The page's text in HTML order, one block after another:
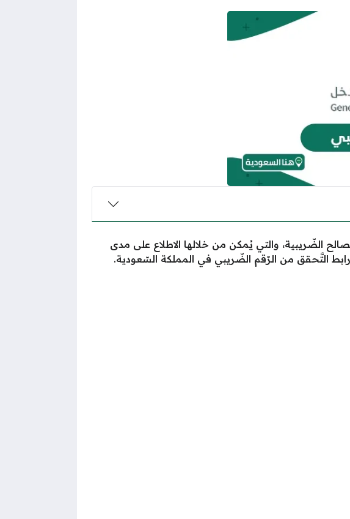
الضّريبية، والتي يُمكن من خلالها الاطلاع على مدى
التَّحقق من الرّقم الضّريبي في المملكة السّعودية.